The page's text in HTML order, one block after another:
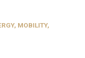
, MOBILITY,